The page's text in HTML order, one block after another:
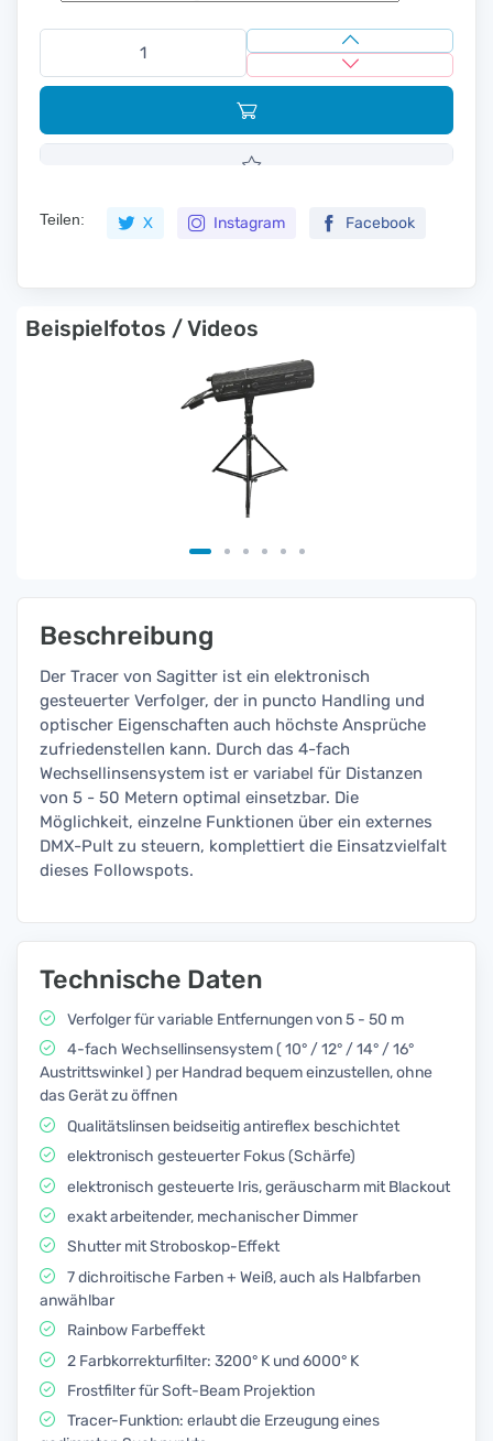
Teilen: X Instagram Facebook
Beispielfotos / Videos
Beschreibung
Der Tracer von Sagitter ist ein elektronisch
gesteuerter Verfolger, der in puncto Handling und
optischer Eigenschaften auch höchste Ansprüche
zufriedenstellen kann. Durch das 4-fach
Wechsellinsensystem ist er variabel für Distanzen
von 5 - 50 Metern optimal einsetzbar. Die
Möglichkeit, einzelne Funktionen über ein externes
DMX-Pult zu steuern, komplettiert die Einsatzvielfalt
dieses Followspots.
Technische Daten
Verfolger für variable Entfernungen von 5 - 50 m
4-fach Wechsellinsensystem ( 10° / 12° / 14° / 16°
Austrittswinkel ) per Handrad bequem einzustellen, ohne
das Gerät zu öffnen
Qualitätslinsen beidseitig antireflex beschichtet
elektronisch gesteuerter Fokus (Schärfe)
elektronisch gesteuerte Iris, geräuscharm mit Blackout
exakt arbeitender, mechanischer Dimmer
Shutter mit Stroboskop-Effekt
7 dichroitische Farben + Weiß, auch als Halbfarben
anwählbar
Rainbow Farbeffekt
2 Farbkorrekturfilter: 3200° K und 6000° K
Frostfilter für Soft-Beam Projektion
Tracer-Funktion: erlaubt die Erzeugung eines